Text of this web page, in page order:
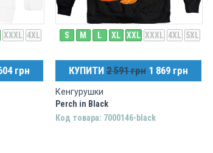
XXXL 4XL
грн
S M L XL XXL XXXL 4XL 5XL
КУПИТИ 2 591 грн 1 869 грн
Кенгурушки
Perch in Black
Код товара: 7000146-black